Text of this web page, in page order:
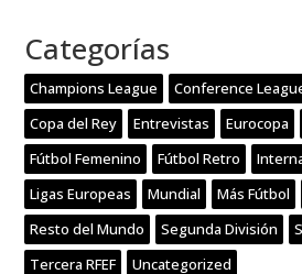
Categorías
Champions League Conference
Copa del Rey
Entrevistas Eurocopa
Fútbol Femenino
Fútbol Retro
Ligas Europeas
Mundial Más Fútbol
Resto del Mundo
Segunda División
Tercera RFEF
Uncategorized